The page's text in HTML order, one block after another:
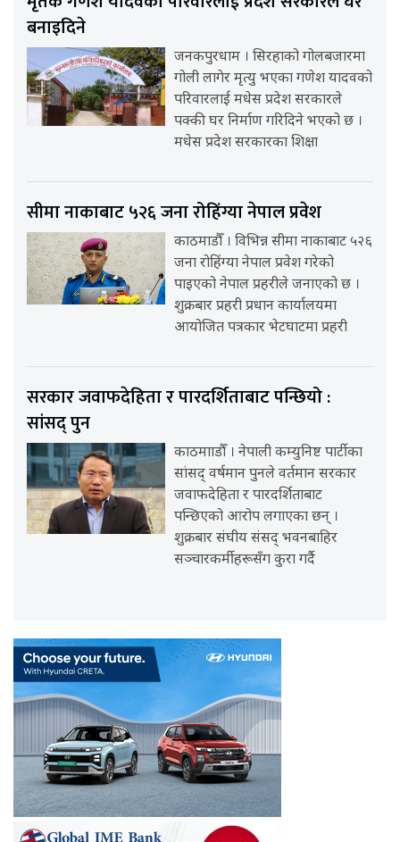
बनाइदिने
जनकपुरधाम । सिरहाको गोलबजारमा
गोली लागेर मृत्यु भएका गणेश यादवको
परिवारलाई मधेस प्रदेश सरकारले
पक्की घर निर्माण गरिदिने भएको छ ।
मधेस प्रदेश सरकारका शिक्षा
सीमा नाकाबाट ५२६ जना रोहिंग्या नेपाल प्रवेश
काठमाडौँ । विभिन्न सीमा नाकाबाट ५२६
जना रोहिंग्या नेपाल प्रवेश गरेको
पाइएको नेपाल प्रहरीले जनाएको छ ।
शुक्रबार प्रहरी प्रधान कार्यालयमा
आयोजित पत्रकार भेटघाटमा प्रहरी
सरकार जवाफदेहिता र पारदर्शिताबाट पन्छियो :
सांसद् पुन
काठमााडौँ । नेपाली कम्युनिष्ट पार्टीका
सांसद् वर्षमान पुनले वर्तमान सरकार
जवाफदेहिता र पारदर्शिताबाट
पन्छिएको आरोप लगाएका छन् ।
शुक्रबार संघीय संसद् भवनबाहिर
सञ्चारकर्मीहरूसँग कुरा गर्दै